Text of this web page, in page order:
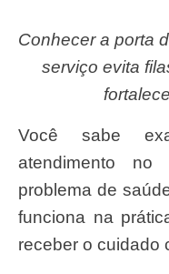
Conhecer a porta de entrada e o papel de cada
serviço evita
Você sabe exatamente onde procurar
atendimento
problema de
funciona na
receber o cuidado